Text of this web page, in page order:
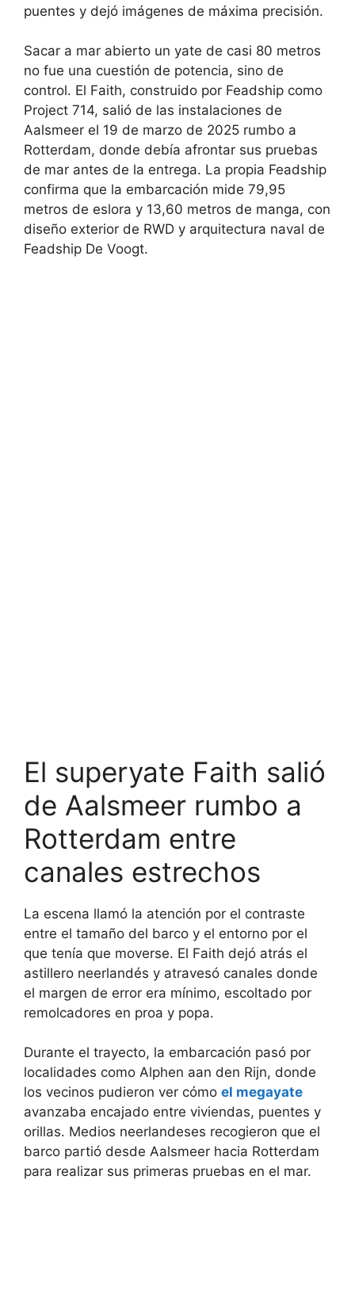
puentes y dejó imágenes de máxima precisión.
Sacar a mar abierto un yate de casi 80 metros
no fue una cuestión de potencia, sino de
control. El Faith, construido por Feadship como
Project 714, salió de las instalaciones de
Aalsmeer el 19 de marzo de 2025 rumbo a
Rotterdam, donde debía afrontar sus pruebas
de mar antes de la entrega. La propia Feadship
confirma que la embarcación mide 79,95
metros de eslora y 13,60 metros de manga, con
diseño exterior de RWD y arquitectura naval de
Feadship De Voogt.
El superyate Faith salió
de Aalsmeer rumbo a
Rotterdam entre
canales estrechos
La escena llamó la atención por el contraste
entre el tamaño del barco y el entorno por el
que tenía que moverse. El Faith dejó atrás el
astillero neerlandés y atravesó canales donde
el margen de error era mínimo, escoltado por
remolcadores en proa y popa.
Durante el trayecto, la embarcación pasó por
localidades como Alphen aan den Rijn, donde
los vecinos pudieron ver cómo el megayate
avanzaba encajado entre viviendas, puentes y
orillas. Medios neerlandeses recogieron que el
barco partió desde Aalsmeer hacia Rotterdam
para realizar sus primeras pruebas en el mar.